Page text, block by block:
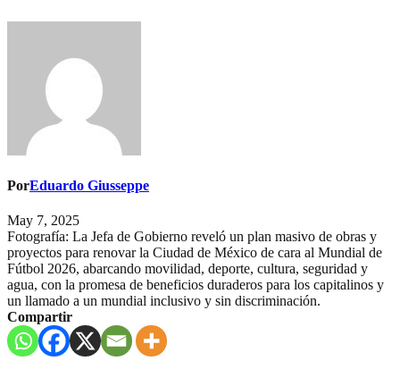
PorEduardo Giusseppe
May 7, 2025
Fotografía: La Jefa de Gobierno reveló un plan masivo de obras y
proyectos para renovar la Ciudad de México de cara al Mundial de
Fútbol 2026, abarcando movilidad, deporte, cultura, seguridad y
agua, con la promesa de beneficios duraderos para los capitalinos y
un llamado a un mundial inclusivo y sin discriminación.
Compartir